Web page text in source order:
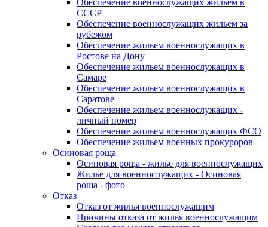
Обеспечение военнослужащих жильем в
СССР
Обеспечение военнослужащих жильем за
рубежом
Обеспечение жильем военнослужащих в
Ростове на Дону
Обеспечение жильем военнослужащих в
Самаре
Обеспечение жильем военнослужащих в
Саратове
Обеспечение жильем военнослужащих -
личный номер
Обеспечение жильем военнослужащих ФСО
Обеспечение жильем военных прокуроров
Осиновая роща
Осиновая роща - жилье для военнослужащих
Жилье для военнослужащих - Осиновая
роща - фото
Отказ
Отказ от жилья военнослужащим
Причины отказа от жилья военнослужащим